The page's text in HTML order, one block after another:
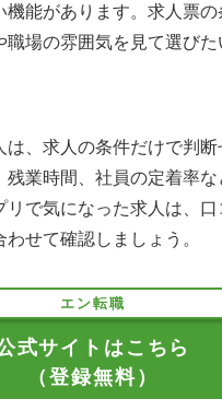
機能があります。求人票
職場の雰囲気を見て選び
は、求人の条件だけで判
残業時間、社員の定着率な
リで気になった求人は、口
せて確認しましょう。
エン転職
式サイトはこちら
（登録無料）